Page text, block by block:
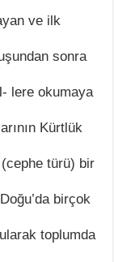
ve ilk
sonra
lere okumaya
Kürtlük
türü) bir
birçok
toplumda